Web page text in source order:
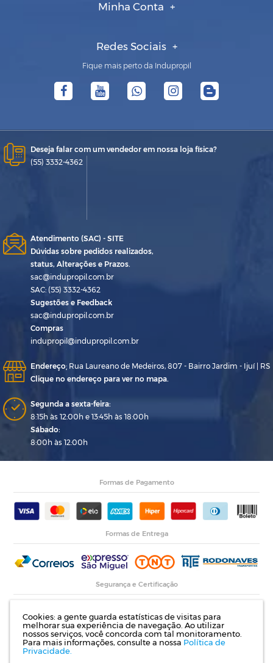
Cookies: a gente guarda estatísticas de visitas para
melhorar sua experiência de navegação. Ao utilizar
nossos serviços, você concorda com tal monitoramento.
Para mais informações, consulte a nossa Política de
Privacidade.
Minha Conta
Redes Sociais
Fique mais perto da Indupropil
Deseja falar com um vendedor em nossa loja física?
(55) 3332-4362
Atendimento (SAC) - SITE
Dúvidas sobre pedidos realizados,
status, Alterações e Prazos.
sac@indupropil.com.br
SAC: (55) 3332-4362
Sugestões e Feedback
sac@indupropil.com.br
Compras
indupropil@indupropil.com.br
Endereço: Rua Laureano de Medeiros, 807 - Bairro Jardim - Ijuí | RS
Clique no endereço para ver no mapa.
Segunda a sexta-feira:
8:15h às 12:00h e 13:45h às 18:00h
Sábado:
8:00h às 12:00h
Formas de Pagamento
Formas de Entrega
Segurança e Certificação